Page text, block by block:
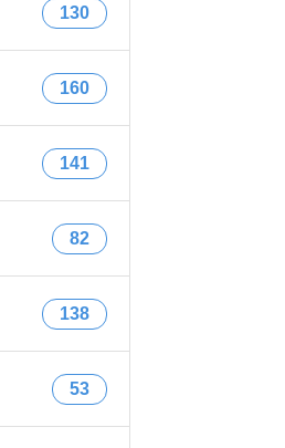
130
160
141
82
138
53